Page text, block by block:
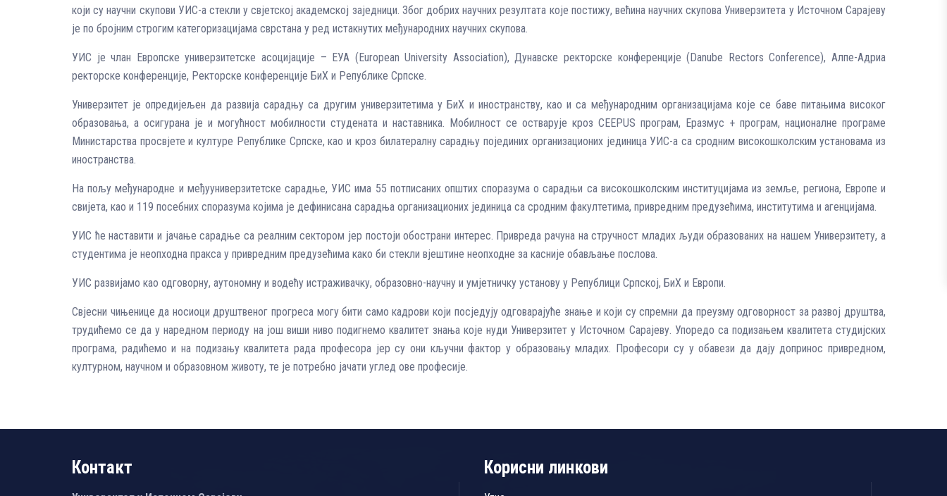
који су научни скупови УИС-а стекли у свјетској академској заједници. Због добрих научних резултата које постижу, већина научних скупова Универзитета у Источном Сарајеву
је по бројним строгим категоризацијама сврстана у ред истакнутих међународних научних скупова.
УИС је члан Европске универзитетске асоцијације – ЕУА (European University Association), Дунавске ректорске конференције (Danube Rectors Conference), Алпе-Адриа
ректорске конференције, Ректорске конференције БиХ и Републике Српске.
Универзитет је опредијељен да развија сарадњу са другим универзитетима у БиХ и иностранству, као и са међународним организацијама које се баве питањима високог
образовања, а осигурана је и могућност мобилности студената и наставника. Мобилност се остварује кроз CEEPUS програм, Еразмус + програм, националне програме
Министарства просвјете и културе Републике Српске, као и кроз билатералну сарадњу појединих организационих јединица УИС-а са сродним високошколским установама из
иностранства.
На пољу међународне и међууниверзитетске сарадње, УИС има 55 потписаних општих споразума о сарадњи са високошколским институцијама из земље, региона, Европе и
свијета, као и 119 посебних споразума којима је дефинисана сарадња организационих јединица са сродним факултетима, привредним предузећима, институтима и агенцијама.
УИС ће наставити и јачање сарадње са реалним сектором јер постоји обострани интерес. Привреда рачуна на стручност младих људи образованих на нашем Универзитету, а
студентима је неопходна пракса у привредним предузећима како би стекли вјештине неопходне за касније обављање послова.
УИС развијамо као одговорну, аутономну и водећу истраживачку, образовно-научну и умјетничку установу у Републици Српској, БиХ и Европи.
Свјесни чињенице да носиоци друштвеног прогреса могу бити само кадрови који посједују одговарајуће знање и који су спремни да преузму одговорност за развој друштва,
трудићемо се да у наредном периоду на још виши ниво подигнемо квалитет знања које нуди Универзитет у Источном Сарајеву. Упоредо са подизањем квалитета студијских
програма, радићемо и на подизању квалитета рада професора јер су они кључни фактор у образовању младих. Професори су у обавези да дају допринос привредном,
културном, научном и образовном животу, те је потребно јачати углед ове професије.
Контакт Корисни линкови